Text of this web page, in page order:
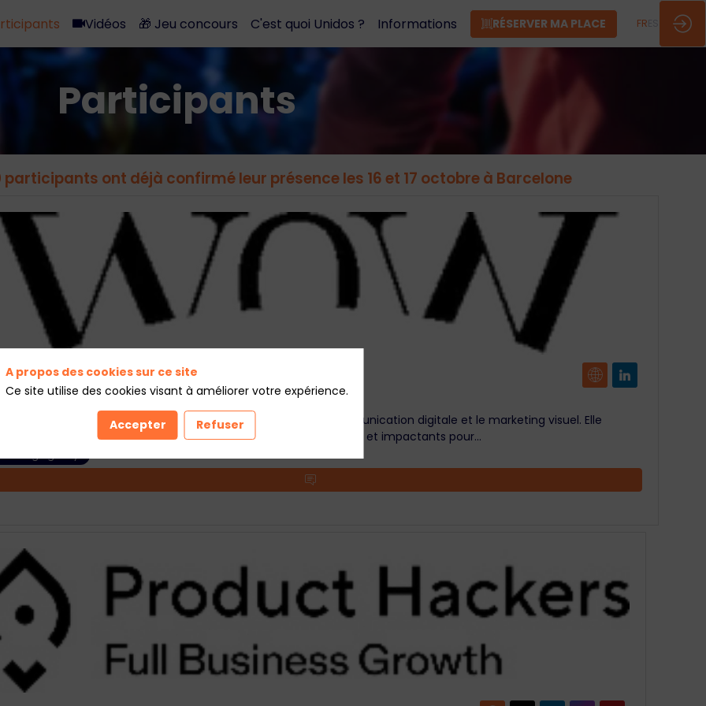
Vidéos 🎁 Jeu concours C'est quoi Unidos ? Informations RÉSERVER MA PLACE FR
Participants
participants ont déjà confirmé leur présence les 16 et 17 octobre à Barcelone
BARCELONA
BARCELONA est une agence créative spécialisée dans la communication digitale et le marketing visuel. Elle
les marques dans la conception de contenus attractifs et impactants pour...
A propos des cookies sur ce site
Ce site utilise des cookies visant à améliorer votre expérience.
Accepter Refuser